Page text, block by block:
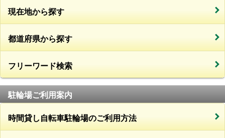
現在地から探す
都道府県から探す
フリーワード検索
駐輪場ご利用案内
時間貸し自転車駐輪場のご利用方法